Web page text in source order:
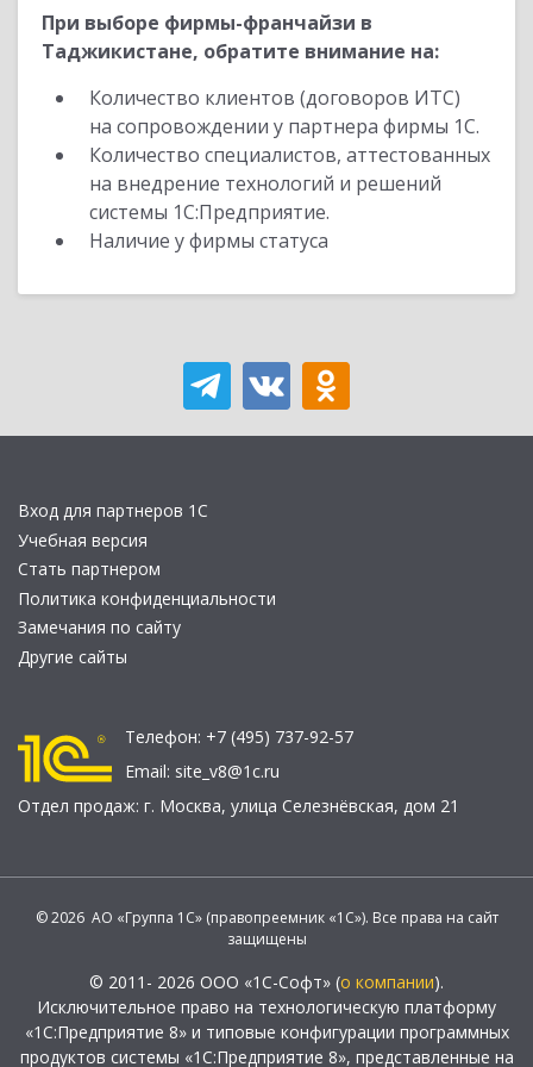
При выборе фирмы-франчайзи в
Таджикистане, обратите внимание на:
Количество клиентов (договоров ИТС)
на сопровождении у партнера фирмы 1С.
Количество специалистов, аттестованных
на внедрение технологий и решений
системы 1С:Предприятие.
Наличие у фирмы статуса
Вход для партнеров 1С
Учебная версия
Стать партнером
Политика конфиденциальности
Замечания по сайту
Другие сайты
Телефон: +7 (495) 737-92-57
Email: site_v8@1c.ru
Отдел продаж: г. Москва, улица Селезнёвская, дом 21
© 2026 АО «Группа 1С» (правопреемник «1С»). Все права на сайт
защищены
© 2011- 2026 ООО «1С-Софт» (о компании).
Исключительное право на технологическую платформу
«1С:Предприятие 8» и типовые конфигурации программных
продуктов системы «1С:Предприятие 8», представленные на